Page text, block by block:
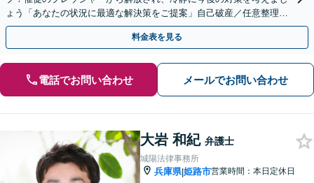
ょう「あなたの状況に最適な解決策をご提案」自己破産／任意整理／
個人再生／時効の援用／過払い金請求【休日・夜間相談可】
料金表を見る
電話でお問い合わせ メールでお問い合わせ
大岩 和紀 弁護士
城陽法律事務所
兵庫県|姫路市営業時間：本日定休日